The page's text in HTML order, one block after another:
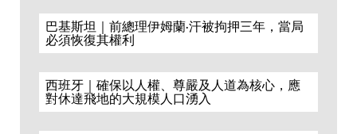
巴基斯坦｜前總理伊姆蘭·汗被拘押三年，當局
必須恢復其權利
西班牙｜確保以人權、尊嚴及人道為核心，應
對休達飛地的大規模人口湧入